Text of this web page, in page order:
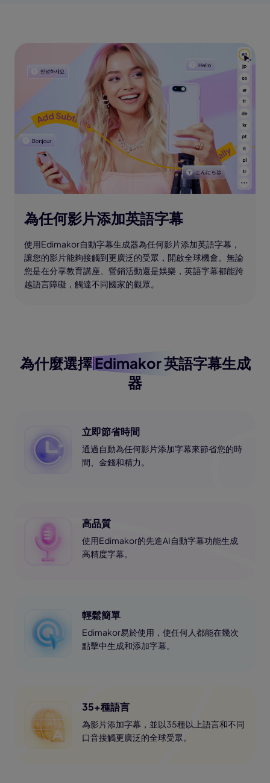
為任何影片添加英語字幕
使用Edimakor自動字幕生成器為任何影片添加英語字幕，
讓您的影片能夠接觸到更廣泛的受眾，開啟全球機會。無論
您是在分享教育講座、營銷活動還是娛樂，英語字幕都能跨
越語言障礙，觸達不同國家的觀眾。
為什麼選擇Edimakor英語字幕生成
器
立即節省時間
通過自動為任何影片添加字幕來節省您的時
間、金錢和精力。
高品質
使用Edimakor的先進AI自動字幕功能生成
高精度字幕。
輕鬆簡單
Edimakor易於使用，使任何人都能在幾次
點擊中生成和添加字幕。
35+種語言
為影片添加字幕，並以35種以上語言和不同
口音接觸更廣泛的全球受眾。